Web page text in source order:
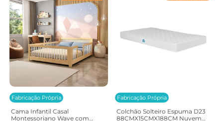
Fabricação Própria
Cama Infantil Casal
Montessoriano Wave com
Fabricação Própria
Colchão Solteiro Espuma D23
88CMX15CMX188CM Nuvem